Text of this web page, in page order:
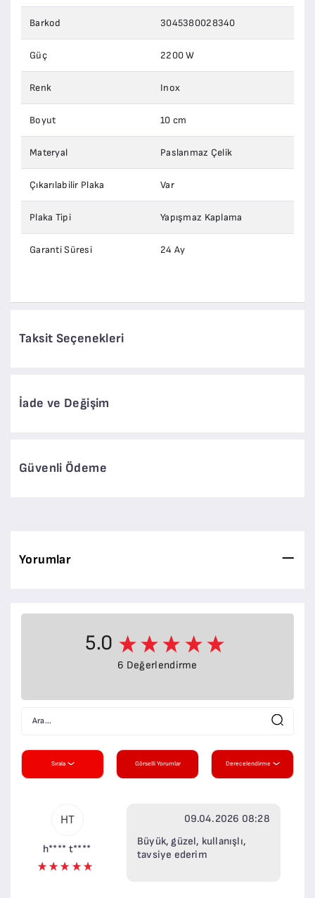
Barkod 3045380028340
Güç 2200 W
Renk Inox
Boyut 10 cm
Materyal Paslanmaz Çelik
Çıkarılabilir Plaka Var
Plaka Tipi Yapışmaz Kaplama
Garanti Süresi 24 Ay
Taksit Seçenekleri
İade ve Değişim
Güvenli Ödeme
Yorumlar
5.0
6 Değerlendirme
Sırala Görselli Yorumlar Derecelendirme
HT
h**** t****
09.04.2026 08:28
Büyük, güzel, kullanışlı,
tavsiye ederim